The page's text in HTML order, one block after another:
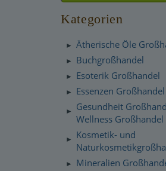
Kategorien
► Ätherische Öle
► Buchgroßhandel
► Esoterik Großhandel
► Essenzen Großhandel
►
Gesundheit
Wellness Großhandel
►
Kosmetik- und
► Mineralien